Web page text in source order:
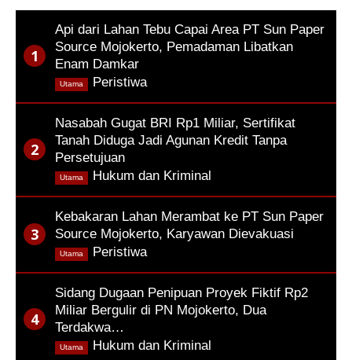
Api dari Lahan Tebu Capai Area PT Sun Paper
Source Mojokerto, Pemadaman Libatkan
Enam Damkar
Peristiwa
Utama
Nasabah Gugat BRI Rp1 Miliar, Sertifikat
Tanah Diduga Jadi Agunan Kredit Tanpa
Persetujuan
Hukum dan Kriminal
Utama
Kebakaran Lahan Merambat ke PT Sun Paper
Source Mojokerto, Karyawan Dievakuasi
Peristiwa
Utama
Sidang Dugaan Penipuan Proyek Fiktif Rp2
Miliar Bergulir di PN Mojokerto, Dua
Terdakwa…
Hukum dan Kriminal
Utama